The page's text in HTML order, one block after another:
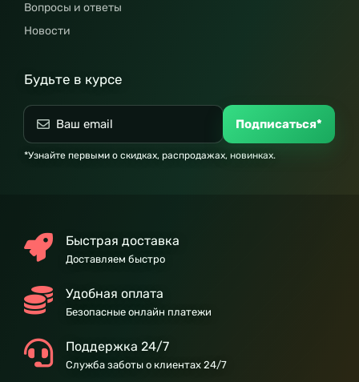
Вопросы и ответы
Новости
Будьте в курсе
Подписаться*
*Узнайте первыми о скидках, распродажах, новинках.
Быстрая доставка
Доставляем быстро
Удобная оплата
Безопасные онлайн платежи
Поддержка 24/7
Служба заботы о клиентах 24/7